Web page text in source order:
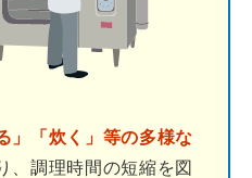
」「炊く」等の多様な
、調理時間の短縮を図